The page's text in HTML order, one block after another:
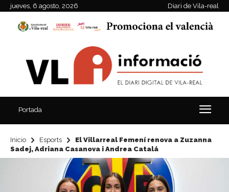
jueves, 6 agosto, 2026 Diari de Vila-real
Portada
Inicio Esports
El Villarreal Femení renova a Zuzanna
Sadej, Adriana Casanova i Andrea Catalá